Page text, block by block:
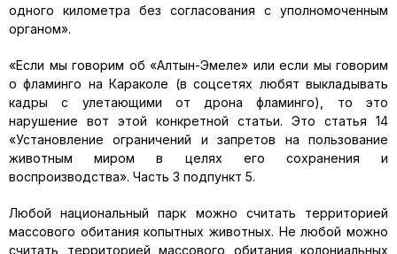
одного километра без согласования с уполномоченным
органом».
«Если мы говорим об «Алтын-Эмеле» или если мы говорим
о фламинго на Караколе (в соцсетях любят выкладывать
кадры с улетающими от дрона фламинго), то это
нарушение вот этой конкретной статьи. Это статья 14
«Установление ограничений и запретов на пользование
животным миром в целях его сохранения и
воспроизводства». Часть 3 подпункт 5.
Любой национальный парк можно считать территорией
массового обитания копытных животных. Не любой можно
считать территорией массового обитания колониальных